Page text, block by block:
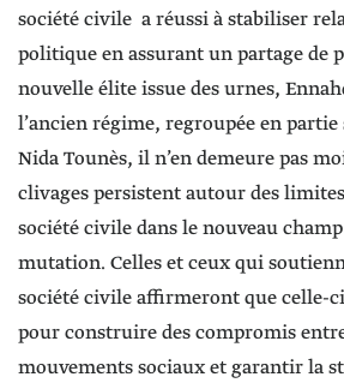
société civile a réussi à stabiliser
politique en assurant un partage de
nouvelle élite issue des urnes,
l’ancien régime, regroupée en partie
Nida Tounès, il n’en demeure pas
clivages persistent autour des
société civile dans le nouveau
mutation. Celles et ceux qui
société civile affirmeront que celle-
pour construire des compromis
mouvements sociaux et garantir la